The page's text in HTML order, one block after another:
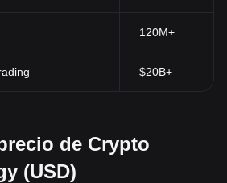
120M+
$20B+
de Crypto
(USD)